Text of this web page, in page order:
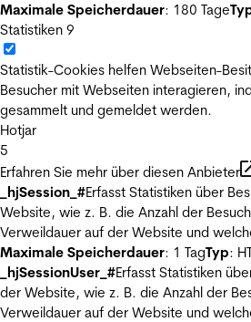
Maximale Speicherdauer: 180 Tage
Statistiken 9
Statistik-Cookies helfen Webseiten-
Besucher mit Webseiten interagieren,
gesammelt und gemeldet werden.
Hotjar
5
Erfahren Sie mehr über diesen Anbieter
_hjSession_#Erfasst Statistiken über
Website, wie z. B. die Anzahl der
Verweildauer auf der Website und
Maximale Speicherdauer: 1 TagTyp:
_hjSessionUser_#Erfasst Statistiken
der Website, wie z. B. die Anzahl der
Verweildauer auf der Website und